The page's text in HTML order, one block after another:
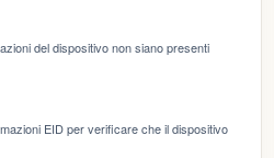
del dispositivo non siano presenti
EID per verificare che il dispositivo